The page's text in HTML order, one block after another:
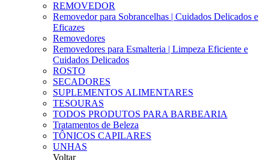
REMOVEDOR
Removedor para Sobrancelhas | Cuidados Delicados e
Eficazes
Removedores
Removedores para Esmalteria | Limpeza Eficiente e
Cuidados Delicados
ROSTO
SECADORES
SUPLEMENTOS ALIMENTARES
TESOURAS
TODOS PRODUTOS PARA BARBEARIA
Tratamentos de Beleza
TÔNICOS CAPILARES
UNHAS
Voltar